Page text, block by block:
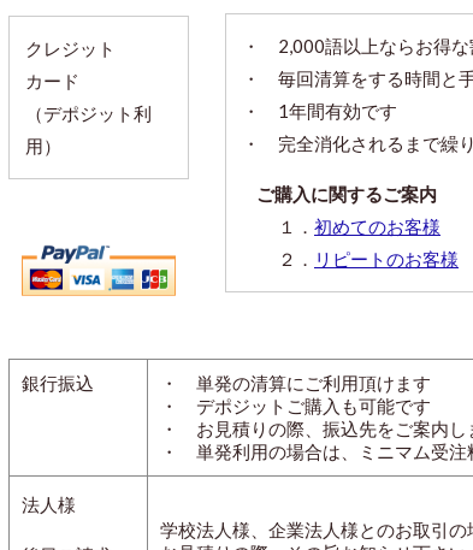
・ 2,000語以上ならお得な
・ 毎回清算をする時間と
・ 1年間有効です
・ 完全消化されるまで繰
ご購入に関するご案内
１． 初めてのお客様
２． リピートのお客様
クレジット
カード
（デポジット利
用）
銀行振込
・ 単発の清算にご利用頂けます
・ デポジットご購入も可能です
・ お見積りの際、振込先をご案内し
・ 単発利用の場合は、ミニマム受注
法人様
学校法人様、企業法人様とのお取引の